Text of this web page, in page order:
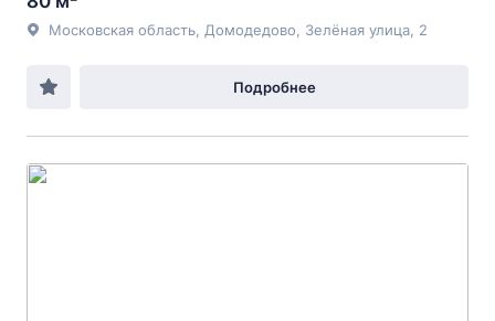
Московская область, Домодедово, Зелёная улица, 2
Подробнее